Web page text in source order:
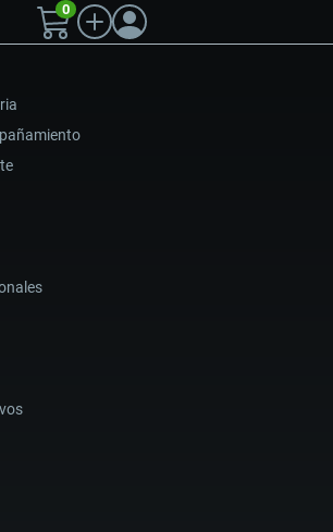
0